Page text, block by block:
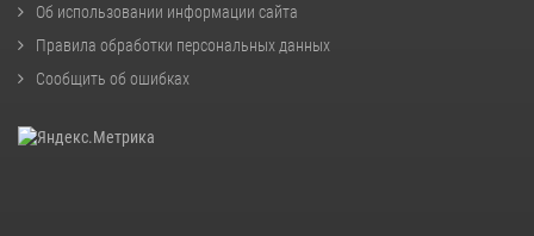
Об использовании информации сайта
Правила обработки персональных данных
Сообщить об ошибках